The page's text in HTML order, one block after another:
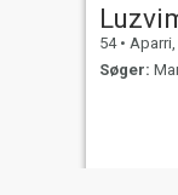
54 • Aparri,
Søger: